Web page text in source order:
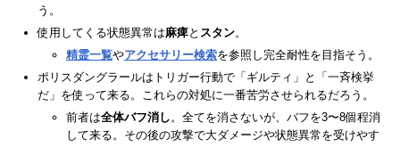
う。
使用してくる状態異常は麻痺と スタン。
精霊一覧やアクセサリー検索を参照し完全耐性を目指そう。
ポリスダングラールはトリガー行動で「ギルティ」と「一斉検挙
だ」を使って来る。これらの対処に一番苦労させられるだろう。
前者は全体バフ消し 。全てを消さないが、バフを3〜8個程消
して来る。その後の攻撃で大ダメージや状態異常を受けやす